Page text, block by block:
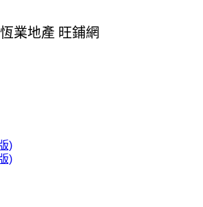
恆業地產 旺鋪網
)
)